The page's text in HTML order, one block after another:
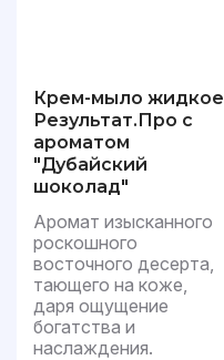
Крем-мыло жидкое
Результат.Про с
ароматом
"Дубайский
шоколад"
Аромат изысканного
роскошного
восточного десерта,
тающего на коже,
даря ощущение
богатства и
наслаждения.